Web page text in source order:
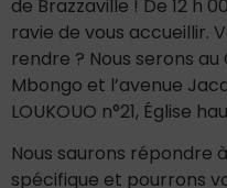
de Brazzaville ! De 12 h
ravie de vous accueillir.
rendre ? Nous serons
Mbongo et l’avenue
LOUKOUO n°21, Église
Nous saurons répondre
spécifique et pourrons